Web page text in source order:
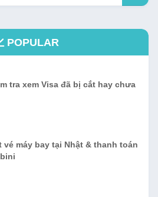
POPULAR
tra xem Visa đã bị cắt hay chưa
vé máy bay tại Nhật & thanh toán